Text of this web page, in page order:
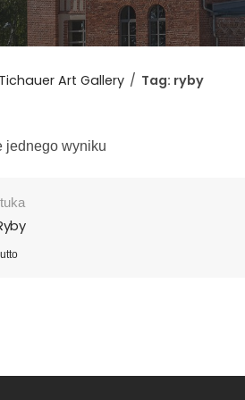
Tichauer Art Gallery / Tag: ryby
jednego wyniku